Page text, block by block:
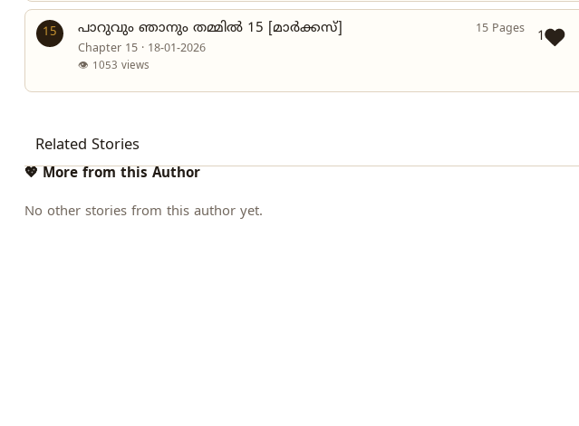
15 പാറുവും ഞാനും തമ്മിൽ 15 [മാർക്കസ്]
15 Pages
Chapter 15 · 18-01-2026
👁 1053 views
1
Related Stories
💖 More from this Author
No other stories from this author yet.